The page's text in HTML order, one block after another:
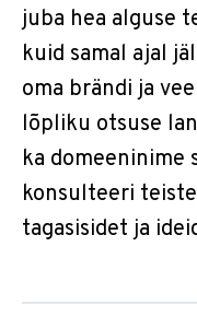
juba hea alguse
kuid samal ajal
oma brändi ja
lõpliku otsuse
ka domeeninime
konsulteeri
tagasisidet ja